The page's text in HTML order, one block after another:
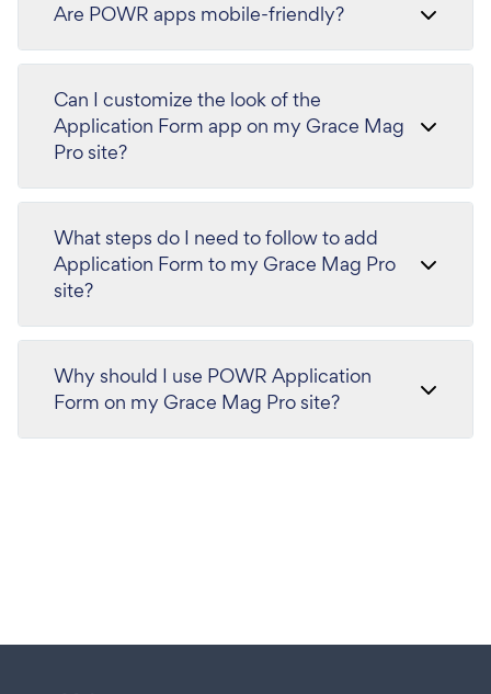
Are POWR apps mobile-friendly?
Can I customize the look of the
Application Form app on my Grace Mag
Pro site?
What steps do I need to follow to add
Application Form to my Grace Mag Pro
site?
Why should I use POWR Application
Form on my Grace Mag Pro site?